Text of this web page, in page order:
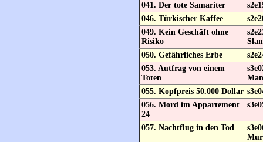
041. Der tote Samariter
046. Türkischer Kaffee
049. Kein Geschäft ohne
Risiko
050. Gefährliches Erbe
053. Autfrag von einem
Toten
Man
055. Kopfpreis 50.000 Dollar
056. Mord im Appartement
24
057. Nachtflug in den Tod